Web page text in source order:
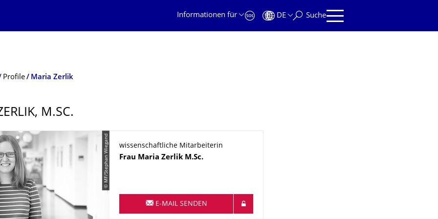
Informationen für
DE Suche
Profile Maria Zerlik
M.SC.
© MF/Stephan Wiegand
wissenschaftliche Mitarbeiterin
Name
Frau Maria Zerlik M.Sc.
E-MAIL SENDEN